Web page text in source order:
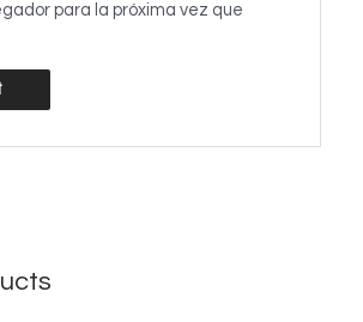
para la próxima vez que